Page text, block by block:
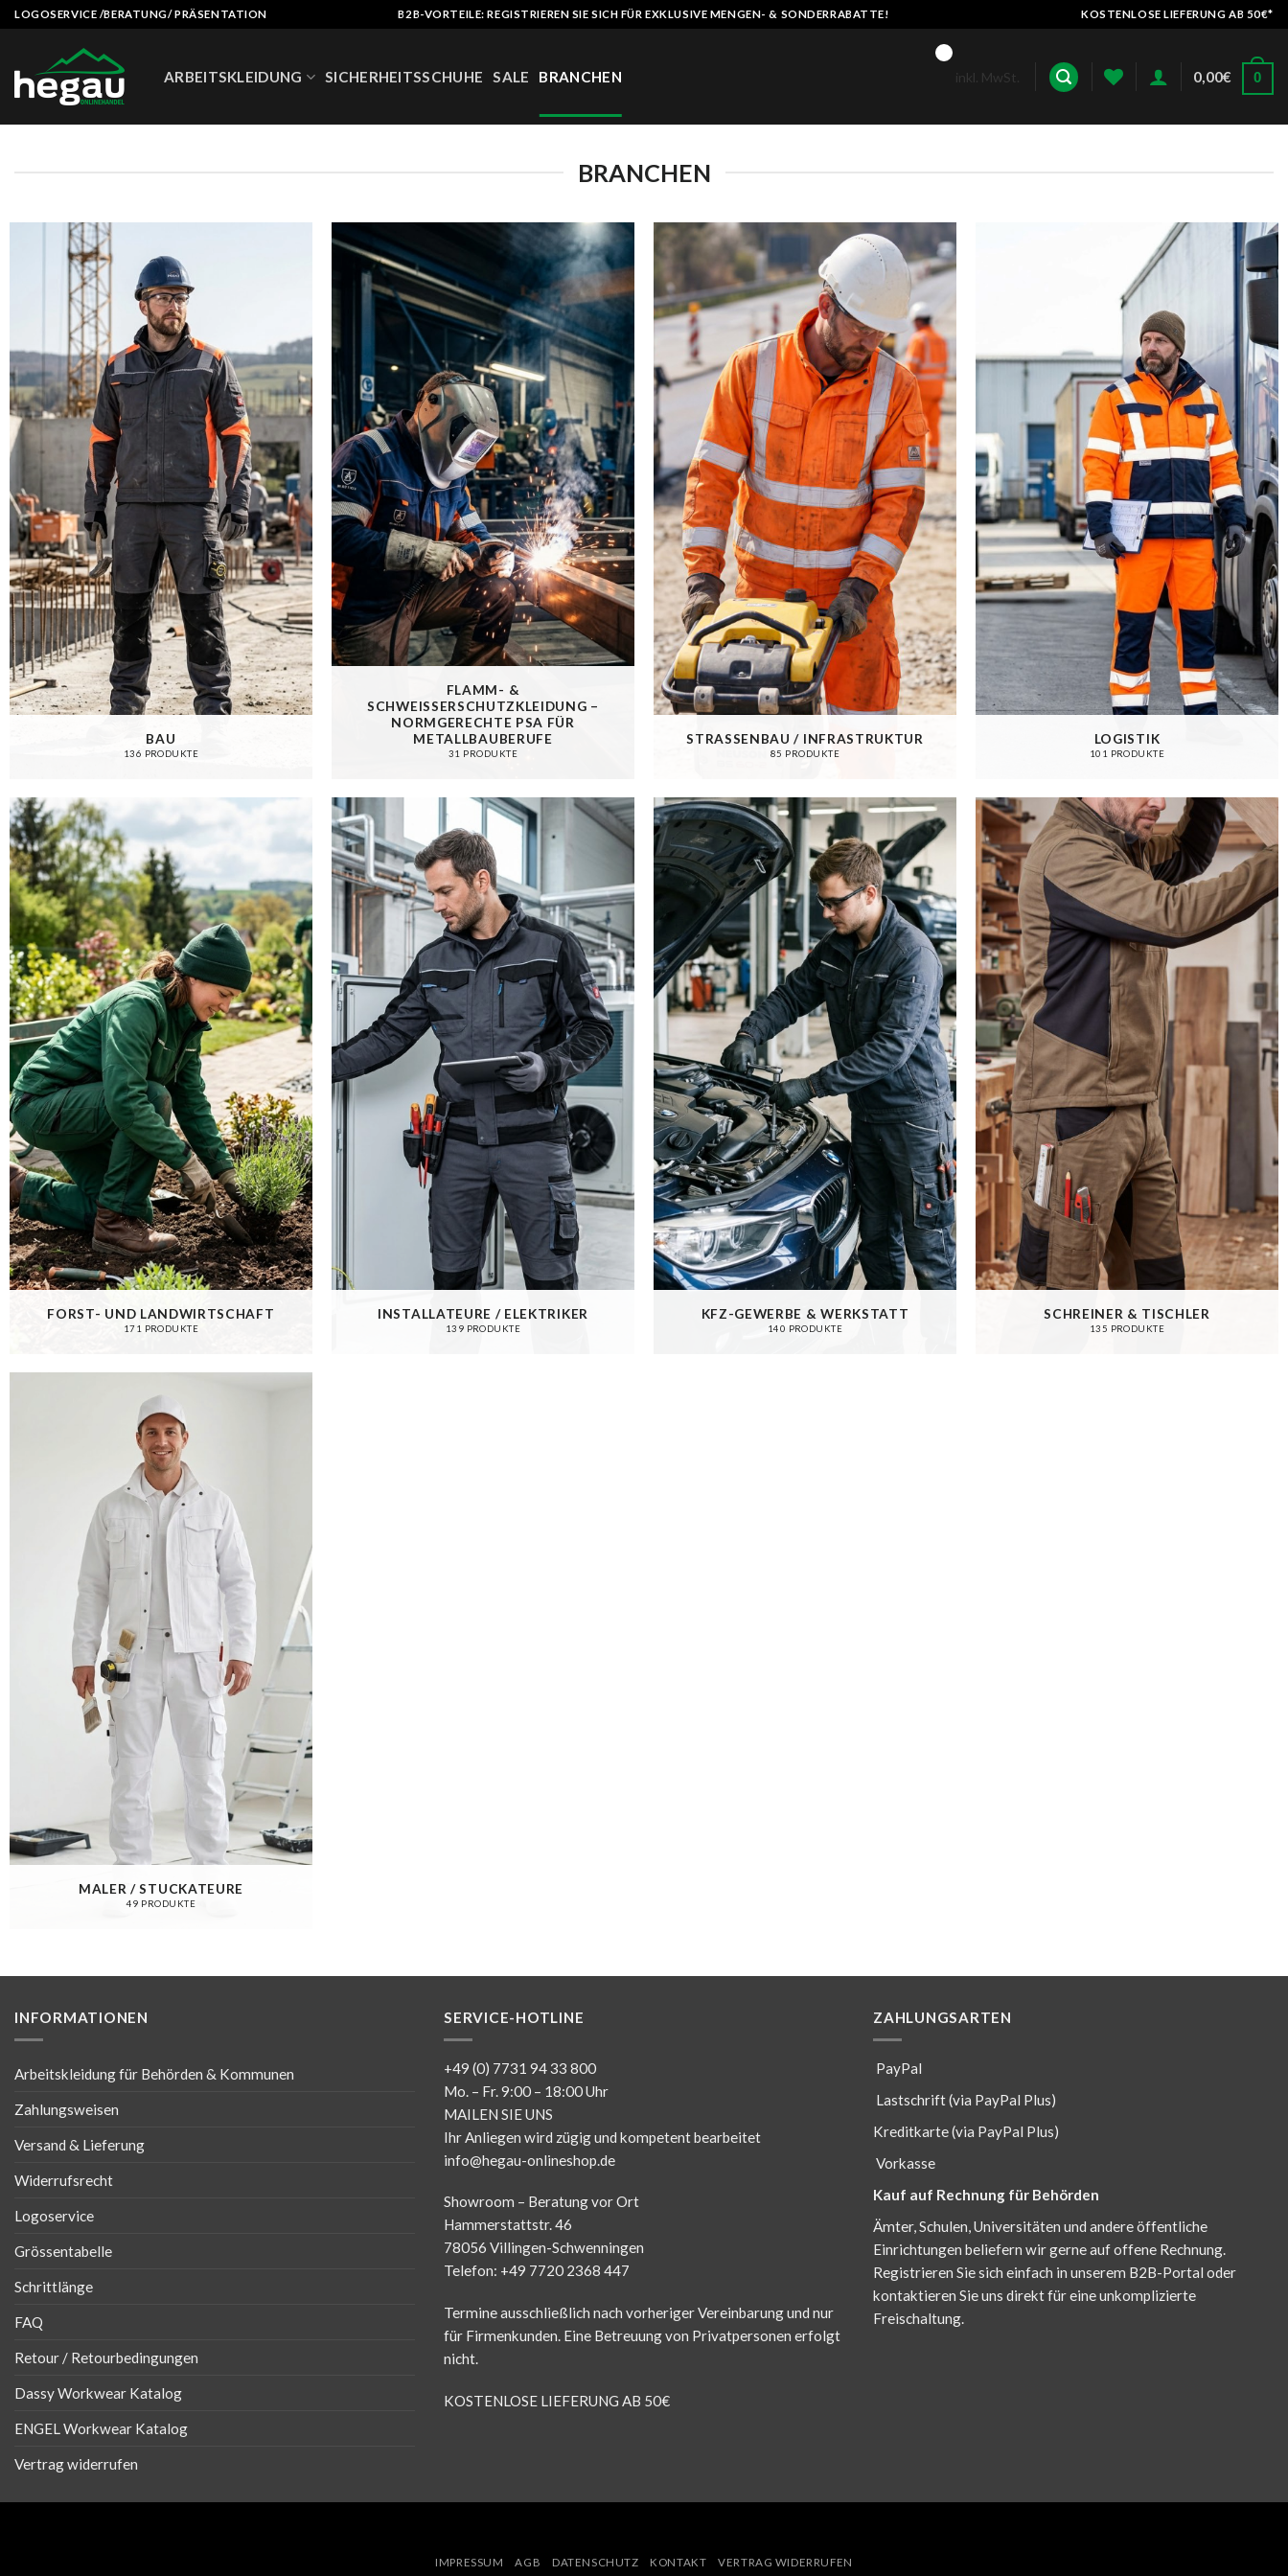
Zum
Inhalt
LOGOSERVICE /BERATUNG/ PRÄSENTATION B2B-VORTEILE: REGISTRIEREN SIE SICH FÜR EXKLUSIVE MENGEN- & SONDERRABATTE! KOSTENLOSE LIEFERUNG AB 50€*
ARBEITSKLEIDUNG SICHERHEITSSCHUHE SALE BRANCHEN inkl. MwSt. 0,00€ 0
BRANCHEN
BAU
136 PRODUKTE
FLAMM- &
SCHWEISSERSCHUTZKLEIDUNG – N
ORMGERECHTE PSA FÜR M
ETALLBAUBERUFE
31 PRODUKTE
STRASSENBAU / INFRASTRUKTUR
85 PRODUKTE
LOGISTIK
101 PRODUKTE
FORST- UND LANDWIRTSCHAFT
171 PRODUKTE
INSTALLATEURE / ELEKTRIKER
139 PRODUKTE
KFZ-GEWERBE & WERKSTATT
140 PRODUKTE
SCHREINER & TISCHLER
135 PRODUKTE
MALER / STUCKATEURE
49 PRODUKTE
INFORMATIONEN
Arbeitskleidung für Behörden & Kommunen
Zahlungsweisen
Versand & Lieferung
Widerrufsrecht
Logoservice
Grössentabelle
Schrittlänge
FAQ
Retour / Retourbedingungen
Dassy Workwear Katalog
ENGEL Workwear Katalog
Vertrag widerrufen
SERVICE-HOTLINE
+49 (0) 7731 94 33 800
Mo. – Fr. 9:00 – 18:00 Uhr
MAILEN SIE UNS
Ihr Anliegen wird zügig und kompetent bearbeitet
info@hegau-onlineshop.de
Showroom – Beratung vor Ort
Hammerstattstr. 46
78056 Villingen-Schwenningen
Telefon: +49 7720 2368 447
Termine ausschließlich nach vorheriger Vereinbarung und nur
für Firmenkunden. Eine Betreuung von Privatpersonen erfolgt
nicht.
KOSTENLOSE LIEFERUNG AB 50€
ZAHLUNGSARTEN
PayPal
Lastschrift (via PayPal Plus)
Kreditkarte (via PayPal Plus)
Vorkasse
Kauf auf Rechnung für Behörden
Ämter, Schulen, Universitäten und andere öffentliche
Einrichtungen beliefern wir gerne auf offene Rechnung.
Registrieren Sie sich einfach in unserem B2B-Portal oder
kontaktieren Sie uns direkt für eine unkomplizierte
Freischaltung.
IMPRESSUM AGB DATENSCHUTZ KONTAKT VERTRAG WIDERRUFEN